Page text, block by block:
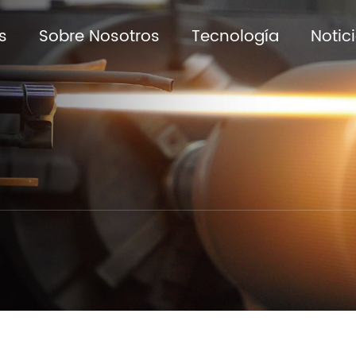
Sobre Nosotros Tecnología